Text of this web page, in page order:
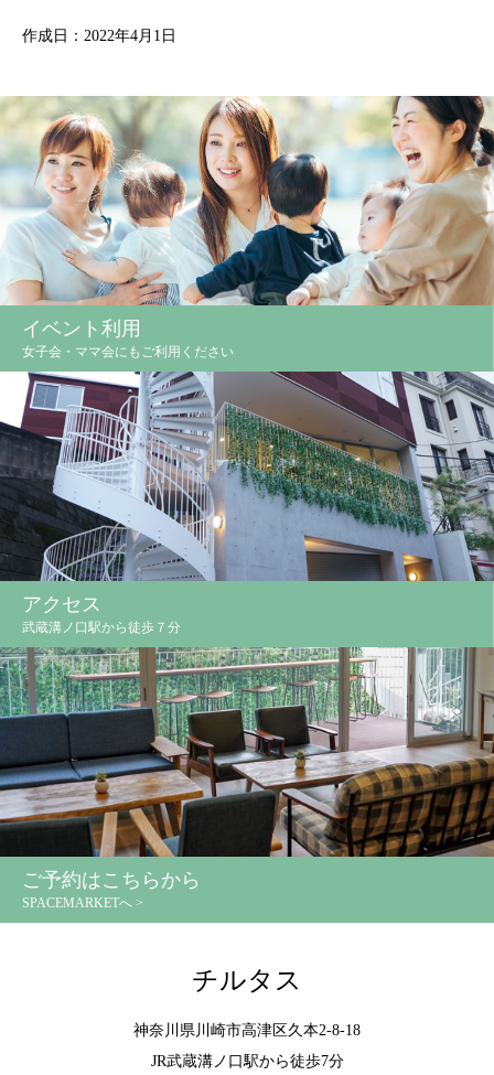
作成日：2022年4月1日
イベント利用
女子会・ママ会にもご利用ください
アクセス
武蔵溝ノ口駅から徒歩７分
ご予約はこちらから
SPACEMARKETへ >
チルタス
神奈川県川崎市高津区久本2-8-18
JR武蔵溝ノ口駅から徒歩7分